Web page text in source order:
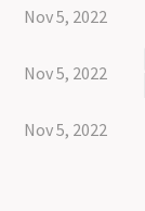
Nov 5, 2022
Nov 5, 2022
Nov 5, 2022